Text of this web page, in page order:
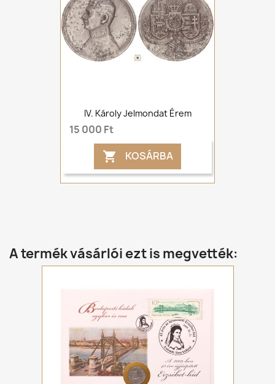
IV. Károly Jelmondat Érem
15 000 Ft
 KOSÁRBA
A termék vásárlói ezt is megvették: